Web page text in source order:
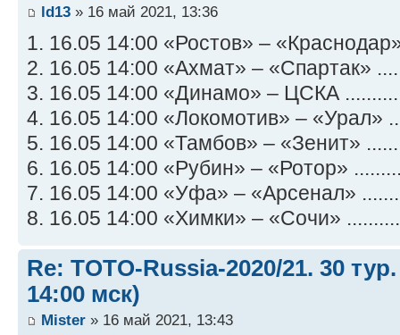
ld13 » 16 май 2021, 13:36
1. 16.05 14:00 «Ростов» –
2. 16.05 14:00 «Ахмат» – «Спартак»
3. 16.05 14:00 «Динамо» – ЦСКА
4. 16.05 14:00 «Локомотив» – «Урал»
5. 16.05 14:00 «Тамбов» – «Зенит»
6. 16.05 14:00 «Рубин» – «Ротор»
7. 16.05 14:00 «Уфа» – «Арсенал»
8. 16.05 14:00 «Химки» – «Сочи»
Re: TOTO-Russia-2020/21. 30
14:00 мск)
Mister » 16 май 2021, 13:43